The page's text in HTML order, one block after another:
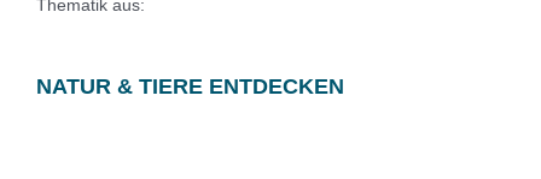
Thematik aus:
NATUR & TIERE ENTDECKEN